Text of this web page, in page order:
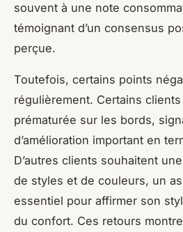
souvent à une note
témoignant d’un consensus
perçue.
Toutefois, certains points
régulièrement. Certains
prématurée sur les bords,
d’amélioration important en
D’autres clients souhaitent
de styles et de couleurs, un
essentiel pour affirmer son
du confort. Ces retours